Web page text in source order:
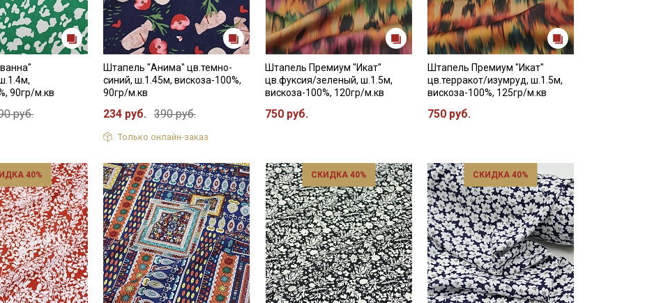
90гр/м.кв
руб.
Штапель "Анима" цв.темно-
синий, ш.1.45м, вискоза-100%,
90гр/м.кв
234 руб. 390 руб.
Только онлайн-заказ
Штапель Премиум "Икат"
цв.фуксия/зеленый, ш.1.5м,
вискоза-100%, 120гр/м.кв
750 руб.
Штапель Премиум "Икат"
цв.терракот/изумруд, ш.1.5м,
вискоза-100%, 125гр/м.кв
750 руб.
40% СКИДКА 40% СКИДКА 40%